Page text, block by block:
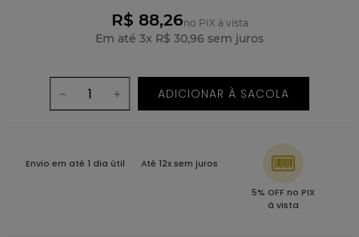
R$ 88,26no PIX à vista
Em até 3x R$ 30,96 sem juros
＋
－ ADICIONAR À SACOLA
Envio em até 1 dia útil Até 12x sem juros
5% OFF no PIX
à vista